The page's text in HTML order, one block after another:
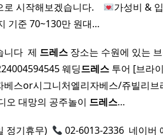
시작해보겠습니다.
가성비 &
기준 70~130만 원대…
니다 ​ 제 드레스 장소는 수원에 있는
웨딩드레스 투어 [브라
스or시그니처엘리자베스/쥬빌리브
오 대망의 공주놀이 드레스…
정기휴무) 02-6013-2336 ​ 네이버